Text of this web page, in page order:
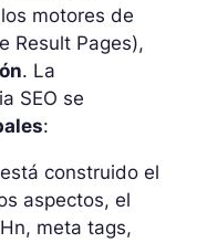
motores de
Result Pages),
. La
SEO se
:
construido el
aspectos, el
meta tags,